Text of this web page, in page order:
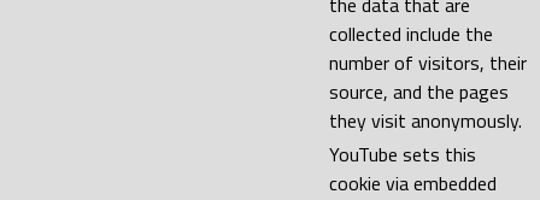
collected include the
number of visitors, their
source, and the pages
they visit anonymously.
YouTube sets this
cookie via embedded